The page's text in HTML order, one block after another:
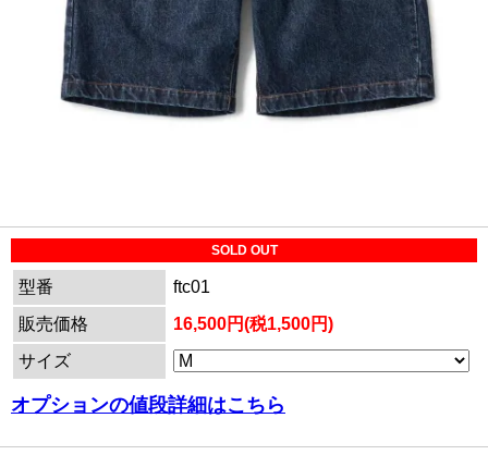
SOLD OUT
型番
ftc01
販売価格
16,500円(税1,500円)
サイズ
オプションの値段詳細はこちら